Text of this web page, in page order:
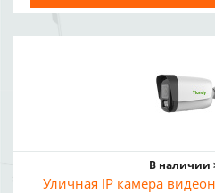
В наличии
Уличная IP камера